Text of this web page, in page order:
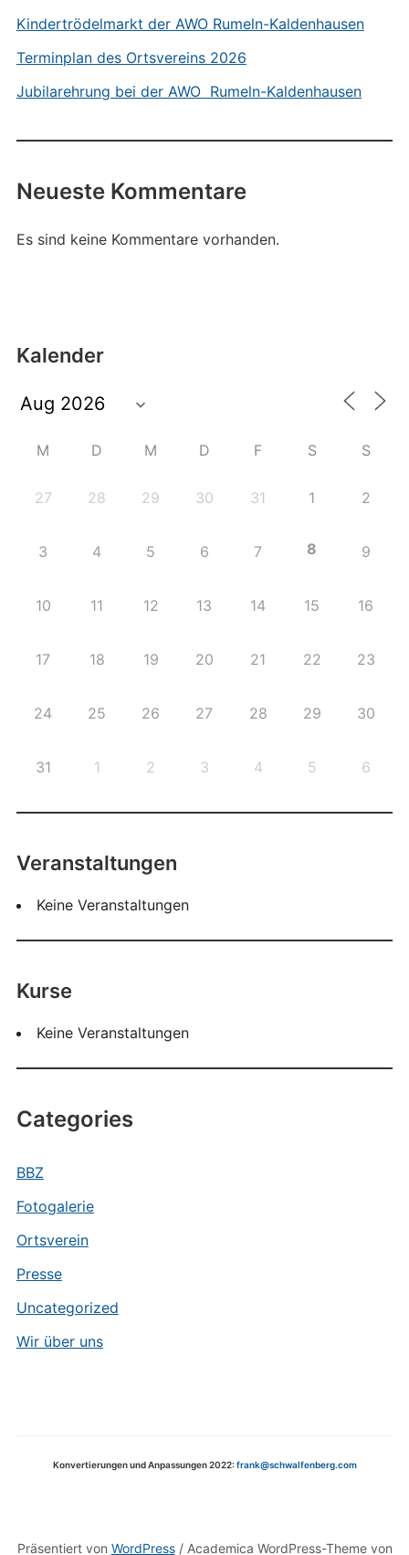
Kindertrödelmarkt der AWO Rumeln-Kaldenhausen
Terminplan des Ortsvereins 2026
Jubilarehrung bei der AWO Rumeln-Kaldenhausen
Neueste Kommentare
Es sind keine Kommentare vorhanden.
Kalender
M D M D F S S
27 28 29 30 31 1 2
3 4 5 6 7 8 9
10 11 12 13 14 15 16
17 18 19 20 21 22 23
24 25 26 27 28 29 30
31 1 2 3 4 5 6
Veranstaltungen
Keine Veranstaltungen
Kurse
Keine Veranstaltungen
Categories
BBZ
Fotogalerie
Ortsverein
Presse
Uncategorized
Wir über uns
Konvertierungen und Anpassungen 2022:frank@schwalfenberg.com
Präsentiert von WordPress/ Academica WordPress-Theme von